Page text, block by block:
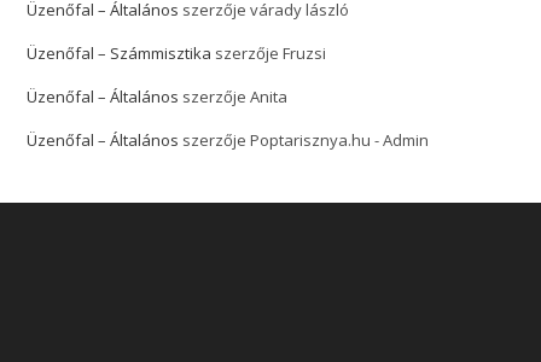
Üzenőfal – Általános szerzőjevárady lászló
Üzenőfal – Számmisztika szerzőjeFruzsi
Üzenőfal – Általános szerzőjeAnita
Üzenőfal – Általános szerzőjePoptarisznya.hu - Admin